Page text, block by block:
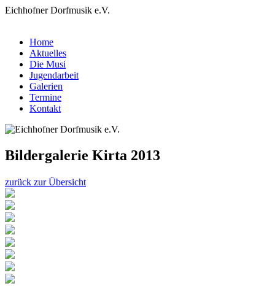
Eichhofner Dorfmusik e.V.
Home
Aktuelles
Die Musi
Jugendarbeit
Galerien
Termine
Kontakt
Bildergalerie Kirta 2013
zurück zur Übersicht